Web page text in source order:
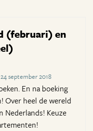
(februari) en
september 2018
En na boeking
Over heel de wereld
Keuze